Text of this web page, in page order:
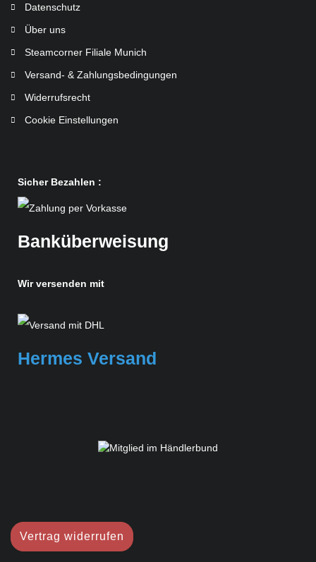
Datenschutz
Über uns
Steamcorner Filiale Munich
Versand- & Zahlungsbedingungen
Widerrufsrecht
Cookie Einstellungen
Sicher Bezahlen :
Banküberweisung
Wir versenden mit
Hermes Versand
Vertrag widerrufen